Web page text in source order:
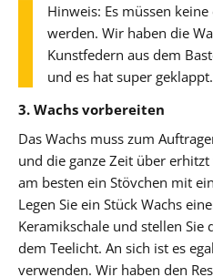
Hinweis: Es müssen
werden. Wir haben die
Kunstfedern aus dem
und es hat super geklappt.
3. Wachs vorbereiten
Das Wachs muss zum
und die ganze Zeit über
am besten ein Stövchen mit
Legen Sie ein Stück Wachs
Keramikschale und stellen Sie
dem Teelicht. An sich ist es
verwenden. Wir haben den